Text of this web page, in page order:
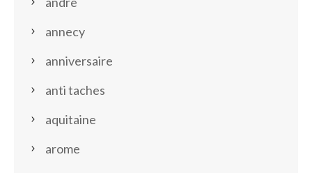
annecy
anniversaire
anti taches
aquitaine
arome